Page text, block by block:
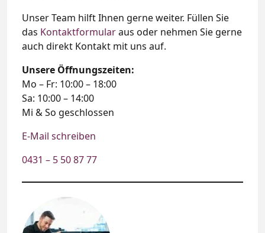
Unser Team hilft Ihnen gerne weiter. Füllen Sie
das Kontaktformularaus oder nehmen Sie gerne
auch direkt Kontakt mit uns auf.
Unsere Öffnungszeiten:
Mo – Fr: 10:00 – 18:00
Sa: 10:00 – 14:00
Mi & So geschlossen
E-Mail schreiben
0431 – 5 50 87 77